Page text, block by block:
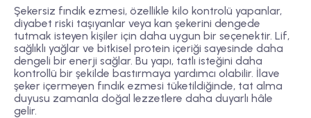
Şekersiz fındık ezmesi, özellikle kilo kontrolü yapanlar,
diyabet riski taşıyanlar veya kan şekerini dengede
tutmak isteyen kişiler için daha uygun bir seçenektir. Lif,
sağlıklı yağlar ve bitkisel protein içeriği sayesinde daha
dengeli bir enerji sağlar. Bu yapı, tatlı isteğini daha
kontrollü bir şekilde bastırmaya yardımcı olabilir. İlave
şeker içermeyen fındık ezmesi tüketildiğinde, tat alma
duyusu zamanla doğal lezzetlere daha duyarlı hâle
gelir.